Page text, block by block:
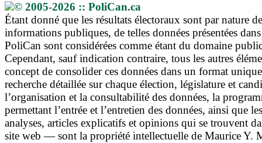
© 2005-2026 :: PoliCan.ca
Étant donné que les résultats électoraux sont par nature
informations publiques, de telles données présentées dans
PoliCan sont considérées comme étant du domaine
Cependant, sauf indication contraire, tous les autres
concept de consolider ces données dans un format
recherche détaillée sur chaque élection, législature et
l’organisation et la consultabilité des données, la
permettant l’entrée et l’entretien des données, ainsi que les
analyses, articles explicatifs et opinions qui se trouvent
site web — sont la propriété intellectuelle de Maurice Y.